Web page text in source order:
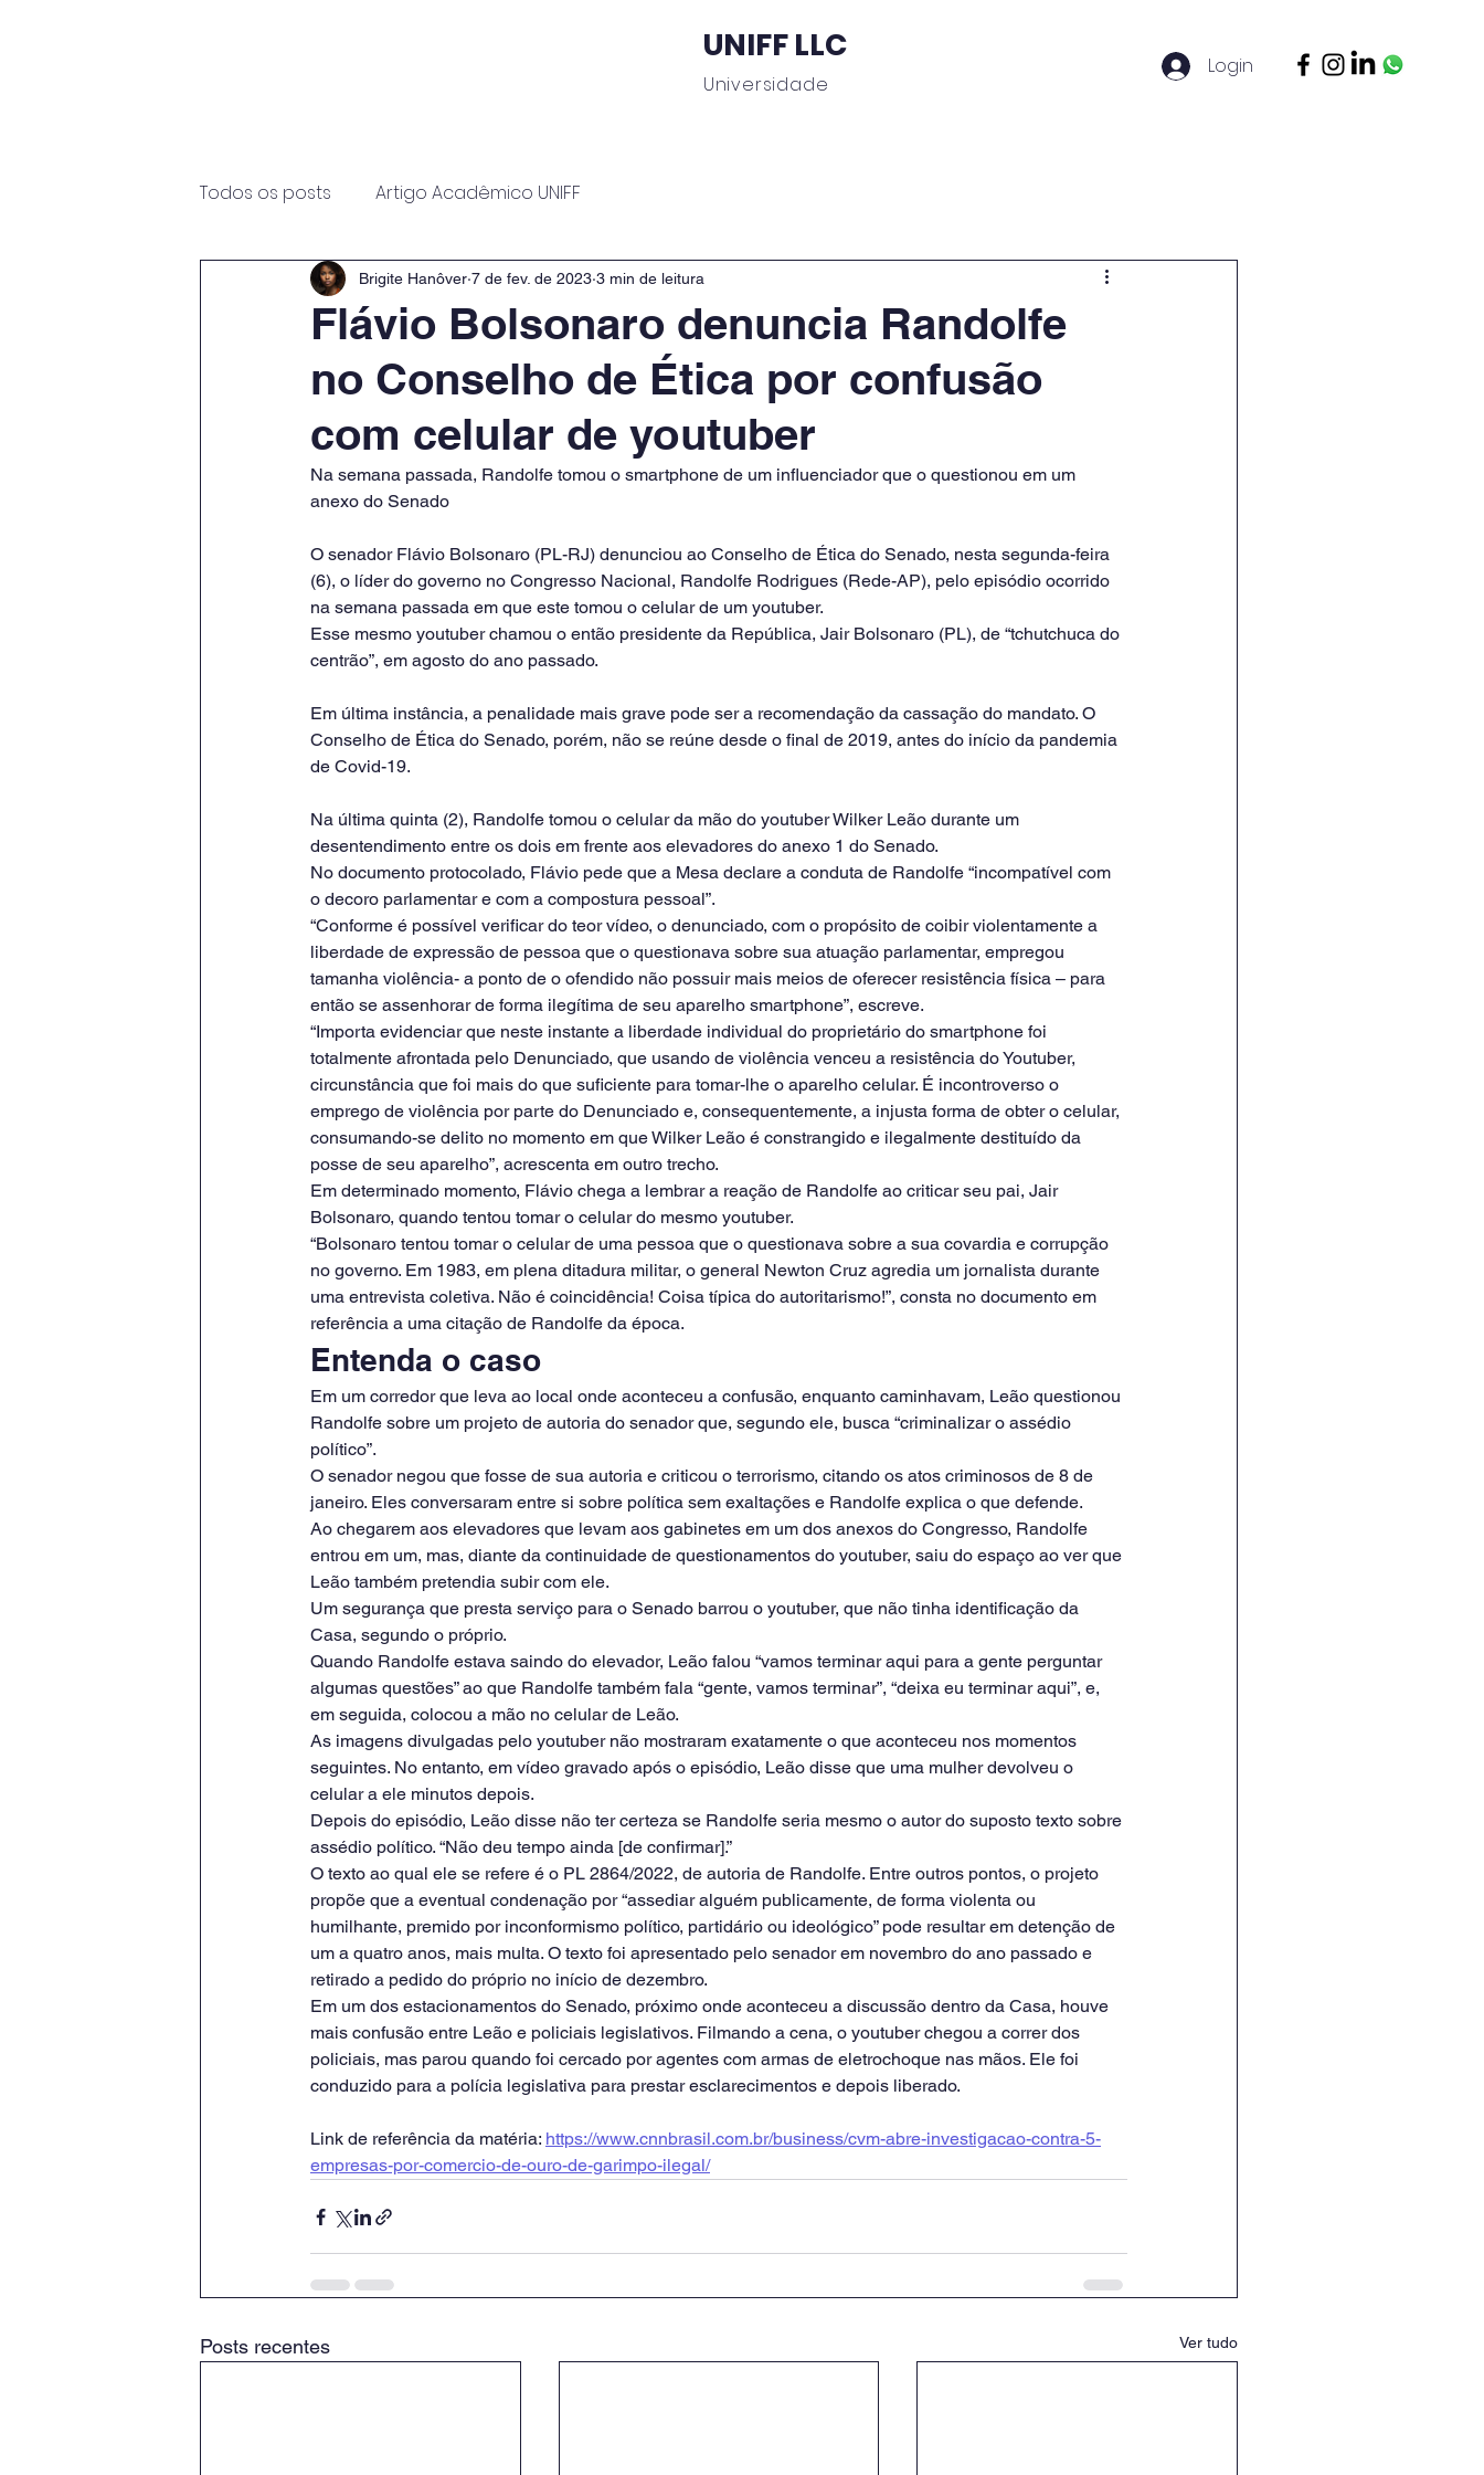
UNIFF LLC
Universidade
Login
Todos os posts Artigo Acadêmico UNIFF
Flávio Bolsonaro denuncia Randolfe
no Conselho de Ética por confusão
com celular de youtuber
Brigite Hanôver 7 de fev. de 2023 3 min de leitura
Na semana passada, Randolfe tomou o smartphone de um influenciador que o questionou em um
anexo do Senado
O senador Flávio Bolsonaro (PL-RJ) denunciou ao Conselho de Ética do Senado, nesta segunda-feira
(6), o líder do governo no Congresso Nacional, Randolfe Rodrigues (Rede-AP), pelo episódio ocorrido
na semana passada em que este tomou o celular de um youtuber.
Esse mesmo youtuber chamou o então presidente da República, Jair Bolsonaro (PL), de “tchutchuca do
centrão”, em agosto do ano passado.
Em última instância, a penalidade mais grave pode ser a recomendação da cassação do mandato. O
Conselho de Ética do Senado, porém, não se reúne desde o final de 2019, antes do início da pandemia
de Covid-19.
Na última quinta (2), Randolfe tomou o celular da mão do youtuber Wilker Leão durante um
desentendimento entre os dois em frente aos elevadores do anexo 1 do Senado.
No documento protocolado, Flávio pede que a Mesa declare a conduta de Randolfe “incompatível com
o decoro parlamentar e com a compostura pessoal”.
“Conforme é possível verificar do teor vídeo, o denunciado, com o propósito de coibir violentamente a
liberdade de expressão de pessoa que o questionava sobre sua atuação parlamentar, empregou
tamanha violência- a ponto de o ofendido não possuir mais meios de oferecer resistência física – para
então se assenhorar de forma ilegítima de seu aparelho smartphone”, escreve.
“Importa evidenciar que neste instante a liberdade individual do proprietário do smartphone foi
totalmente afrontada pelo Denunciado, que usando de violência venceu a resistência do Youtuber,
circunstância que foi mais do que suficiente para tomar-lhe o aparelho celular. É incontroverso o
emprego de violência por parte do Denunciado e, consequentemente, a injusta forma de obter o celular,
consumando-se delito no momento em que Wilker Leão é constrangido e ilegalmente destituído da
posse de seu aparelho”, acrescenta em outro trecho.
Em determinado momento, Flávio chega a lembrar a reação de Randolfe ao criticar seu pai, Jair
Bolsonaro, quando tentou tomar o celular do mesmo youtuber.
“Bolsonaro tentou tomar o celular de uma pessoa que o questionava sobre a sua covardia e corrupção
no governo. Em 1983, em plena ditadura militar, o general Newton Cruz agredia um jornalista durante
uma entrevista coletiva. Não é coincidência! Coisa típica do autoritarismo!”, consta no documento em
referência a uma citação de Randolfe da época.
Entenda o caso
Em um corredor que leva ao local onde aconteceu a confusão, enquanto caminhavam, Leão questionou
Randolfe sobre um projeto de autoria do senador que, segundo ele, busca “criminalizar o assédio
político”.
O senador negou que fosse de sua autoria e criticou o terrorismo, citando os atos criminosos de 8 de
janeiro. Eles conversaram entre si sobre política sem exaltações e Randolfe explica o que defende.
Ao chegarem aos elevadores que levam aos gabinetes em um dos anexos do Congresso, Randolfe
entrou em um, mas, diante da continuidade de questionamentos do youtuber, saiu do espaço ao ver que
Leão também pretendia subir com ele.
Um segurança que presta serviço para o Senado barrou o youtuber, que não tinha identificação da
Casa, segundo o próprio.
Quando Randolfe estava saindo do elevador, Leão falou “vamos terminar aqui para a gente perguntar
algumas questões” ao que Randolfe também fala “gente, vamos terminar”, “deixa eu terminar aqui”, e,
em seguida, colocou a mão no celular de Leão.
As imagens divulgadas pelo youtuber não mostraram exatamente o que aconteceu nos momentos
seguintes. No entanto, em vídeo gravado após o episódio, Leão disse que uma mulher devolveu o
celular a ele minutos depois.
Depois do episódio, Leão disse não ter certeza se Randolfe seria mesmo o autor do suposto texto sobre
assédio político. “Não deu tempo ainda [de confirmar].”
O texto ao qual ele se refere é o PL 2864/2022, de autoria de Randolfe. Entre outros pontos, o projeto
propõe que a eventual condenação por “assediar alguém publicamente, de forma violenta ou
humilhante, premido por inconformismo político, partidário ou ideológico” pode resultar em detenção de
um a quatro anos, mais multa. O texto foi apresentado pelo senador em novembro do ano passado e
retirado a pedido do próprio no início de dezembro.
Em um dos estacionamentos do Senado, próximo onde aconteceu a discussão dentro da Casa, houve
mais confusão entre Leão e policiais legislativos. Filmando a cena, o youtuber chegou a correr dos
policiais, mas parou quando foi cercado por agentes com armas de eletrochoque nas mãos. Ele foi
conduzido para a polícia legislativa para prestar esclarecimentos e depois liberado.
Link de referência da matéria: https://www.cnnbrasil.com.br/business/cvm-abre-investigacao-contra-5-
empresas-por-comercio-de-ouro-de-garimpo-ilegal/
Posts recentes Ver tudo